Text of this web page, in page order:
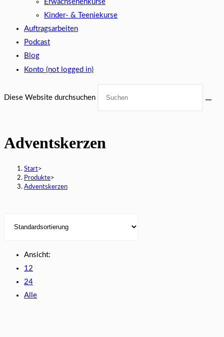
Erwachsenenkurse
Kinder- & Teeniekurse
Auftragsarbeiten
Podcast
Blog
Konto (not logged in)
Diese Website durchsuchen
Adventskerzen
Start>
Produkte>
Adventskerzen
Ansicht:
12
24
Alle